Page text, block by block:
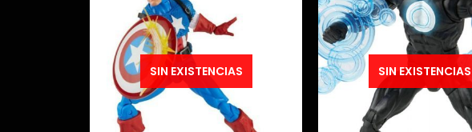
SIN EXISTENCIAS SIN EXISTENCIAS